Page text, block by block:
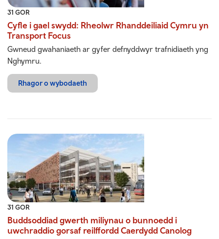
31 GOR
Cyfle i gael swydd: Rheolwr Rhanddeiliaid Cymru yn
Transport Focus
Gwneud gwahaniaeth ar gyfer defnyddwyr trafnidiaeth yng
Nghymru.
Rhagor o wybodaeth
31 GOR
Buddsoddiad gwerth miliynau o bunnoedd i
uwchraddio gorsaf reilffordd Caerdydd Canolog